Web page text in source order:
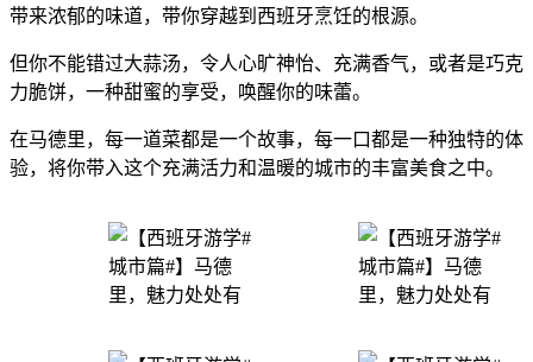
带来浓郁的味道，带你穿越到西班牙烹饪的根源。
但你不能错过大蒜汤，令人心旷神怡、充满香气，或者是巧克
力脆饼，一种甜蜜的享受，唤醒你的味蕾。
在马德里，每一道菜都是一个故事，每一口都是一种独特的体
验，将你带入这个充满活力和温暖的城市的丰富美食之中。